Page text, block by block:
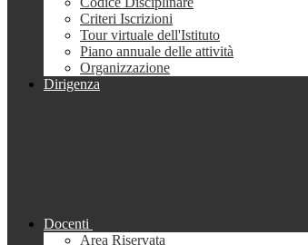
Criteri Iscrizioni
Tour virtuale dell'Istituto
Piano annuale delle attività
Organizzazione
Dirigenza
Docenti
Area Riservata